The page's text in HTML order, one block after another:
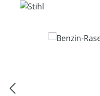
Bildergalerie